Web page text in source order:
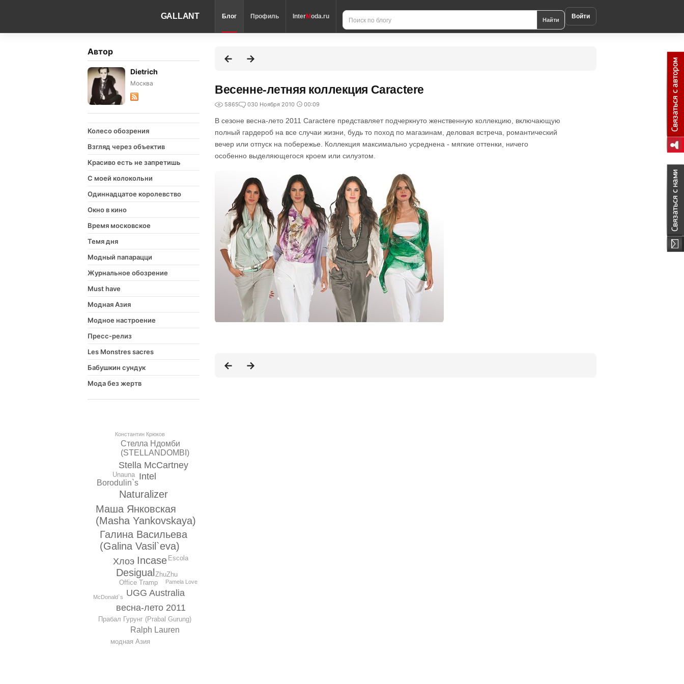
GALLANT Блог Профиль InterModa.ru Найти Войти
Автор
Dietrich
Москва
Колесо обозрения
Взгляд через объектив
Красиво есть не запретишь
С моей колокольни
Одиннадцатое королевство
Окно в кино
Время московское
Темя дня
Модный папарацци
Журнальное обозрение
Must have
Модная Азия
Модное настроение
Пресс-релиз
Les Monstres sacres
Бабушкин сундук
Мода без жертв
Галина Васильева
(Galina Vasil`eva)
Маша Янковская
(Masha Yankovskaya)
Incase
Desigual
Naturalizer
Хлоэ
UGG Australia
Intel
весна-лето 2011
Stella McCartney
Borodulin`s
Ralph Lauren
Стелла Ндомби
(STELLANDOMBI)
Office Tramp
Escola
Прабал Гурунг (Prabal Gurung)
Unauna
модная Азия
ZhuZhu
McDonald`s
Константин Крюков
Pamela Love
Весенне-летняя коллекция Caractere
5865 030 Ноября 2010 00:09
В сезоне весна-лето 2011 Caractere представляет подчеркнуто женственную коллекцию, включающую
полный гардероб на все случаи жизни, будь то поход по магазинам, деловая встреча, романтический
вечер или отпуск на побережье. Коллекция максимально усреднена - мягкие оттенки, ничего
особенно выделяющегося кроем или силуэтом.